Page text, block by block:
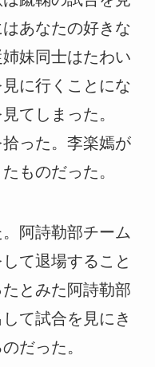
あなたの好きな
妹同士はたわい
に行くことにな
てしまった。
った。李楽嫣が
ものだった。
阿詩勒部チーム
て退場すること
とみた阿詩勒部
て試合を見にき
だった。